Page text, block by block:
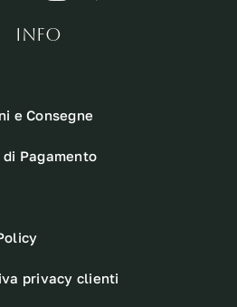
INFO
e Consegne
Pagamento
privacy clienti